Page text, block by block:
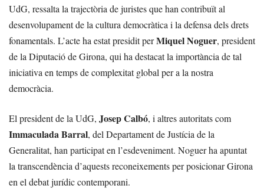
UdG, ressalta la trajectòria de juristes que han contribuït al
desenvolupament de la cultura democràtica i la defensa dels drets
fonamentals. L’acte ha estat presidit perMiquel Noguer, president
de la Diputació de Girona, qui ha destacat la importància de tal
iniciativa en temps de complexitat global per a la nostra
democràcia.
El president de la UdG, Josep Calbó, i altres autoritats com
Immaculada Barral, del Departament de Justícia de la
Generalitat, han participat en l’esdeveniment. Noguer ha apuntat
la transcendència d’aquests reconeixements per posicionar Girona
en el debat jurídic contemporani.